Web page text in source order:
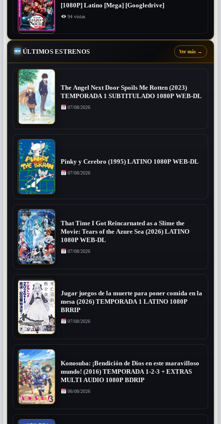
[1080P] Latino [Mega] [Googledrive]
94 vistas
ÚLTIMOS ESTRENOS Ver más →
The Angel Next Door Spoils Me Rotten (2023)
TEMPORADA 1 SUBTITULADO 1080P WEB-DL
07/08/2026
Pinky y Cerebro (1995) LATINO 1080P WEB-DL
07/08/2026
That Time I Got Reincarnated as a Slime the
Movie: Tears of the Azure Sea (2026) LATINO
1080P WEB-DL
07/08/2026
Jugar juegos de la muerte para poner comida en la
mesa (2026) TEMPORADA 1 LATINO 1080P
BRRIP
07/08/2026
Konosuba: ¡Bendición de Dios en este maravilloso
mundo! (2016) TEMPORADA 1-2-3 + EXTRAS
MULTI AUDIO 1080P BDRIP
06/08/2026